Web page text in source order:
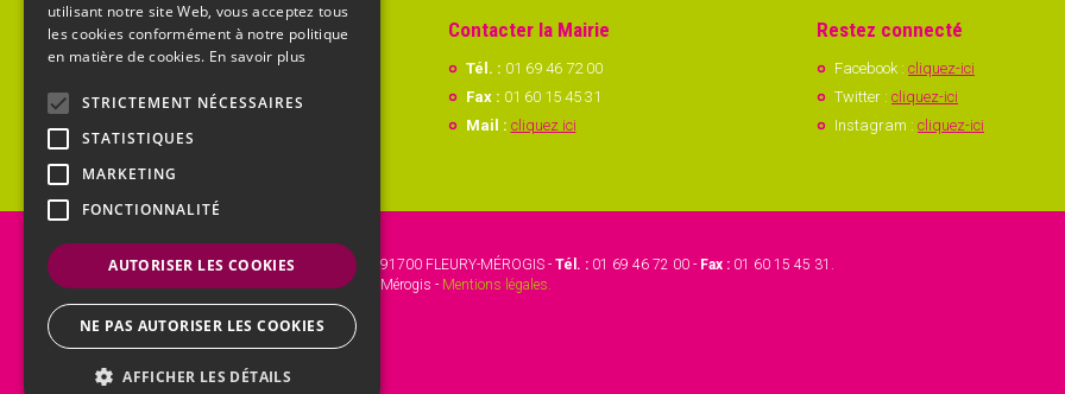
Se rendre à la Mairie
MAIRIE DE FLEURY-MÉROGIS
12 rue Roger Clavier
Contacter la Mairie
Tél. : 01 69 46 72 00
Fax : 01 60 15 45 31
Mail : cliquez ici
Restez connecté
Facebook : cliquez-ici
Twitter : cliquez-ici
Instagram : cliquez-ici
Mairie de Fleury-Mérogis- 12 Rue Roger Clavier, 91700 FLEURY-MÉROGIS - Tél. : 01 69 46 72 00 - Fax : 01 60 15 45 31.
Copyright © 2017 Site officiel de la mairie de Fleury-Mérogis - Mentions légales.
Gestion web :
utilisant notre site Web, vous acceptez tous
les cookies conformément à notre politique
en matière de cookies. En savoir plus
STRICTEMENT NÉCESSAIRES
STATISTIQUES
MARKETING
FONCTIONNALITÉ
AUTORISER LES COOKIES
NE PAS AUTORISER LES COOKIES
AFFICHER LES DÉTAILS